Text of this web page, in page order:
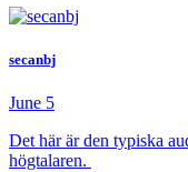
secanbj
June 5
Det här är den typiska
högtalaren.